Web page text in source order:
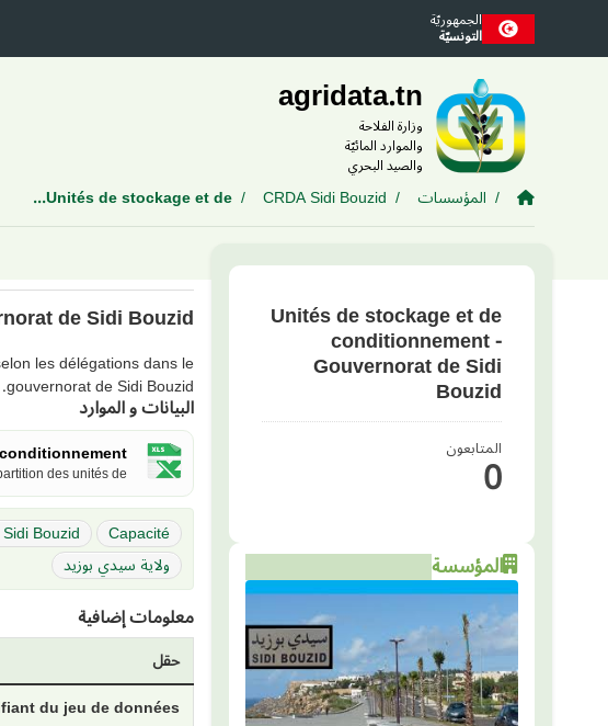
Skip to main contentالجمهوريّة
التونسيّة
agridata.tn
وزارة الفلاحة
والموارد المائيّة
والصيد البحري
المؤسسات CRDA Sidi Bouzid
Unités de stockage et de...
Unités de stockage et de
conditionnement -
Gouvernorat de Sidi
Bouzid
المتابعون
0
المؤسسة
de Sidi Bouzid
les délégations dans le
gouvernorat de Sidi Bouzid.
البيانات و الموارد
- ...
des unités de...
Capacité
Bouzid
ولاية سيدي بوزيد
معلومات إضافية
حقل
du jeu de données